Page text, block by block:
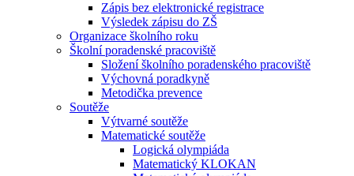
Zápis bez elektronické registrace
Výsledek zápisu do ZŠ
Organizace školního roku
Školní poradenské pracoviště
Složení školního poradenského pracoviště
Výchovná poradkyně
Metodička prevence
Soutěže
Výtvarné soutěže
Matematické soutěže
Logická olympiáda
Matematický KLOKAN